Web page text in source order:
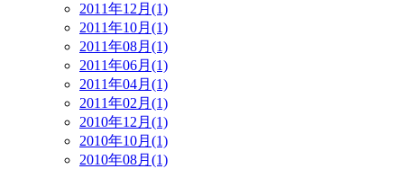
2011年12月(1)
2011年10月(1)
2011年08月(1)
2011年06月(1)
2011年04月(1)
2011年02月(1)
2010年12月(1)
2010年10月(1)
2010年08月(1)